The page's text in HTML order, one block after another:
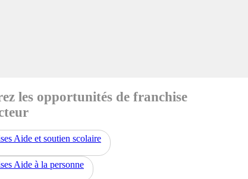
les opportunités de franchise
Aide et soutien scolaire
Aide à la personne